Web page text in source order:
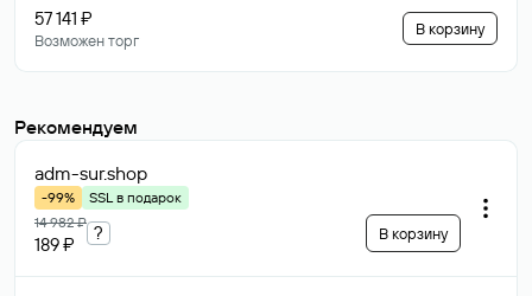
57 141 ₽
Возможен торг
В корзину
Рекомендуем
adm-sur.shop
-99%
SSL в подарок
14 982 ₽
189 ₽
? В корзину